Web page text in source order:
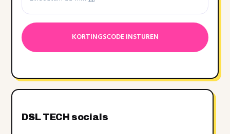
dash
MM
dash
DSL TECH socials